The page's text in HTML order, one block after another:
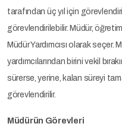
tarafından üç yıl için
görevlendirilebilir. Müdür,
Müdür Yardımcısı olarak seçer.
yardımcılarından birini vekil
sürerse, yerine, kalan süreyi
görevlendirilir.
Müdürün Görevleri